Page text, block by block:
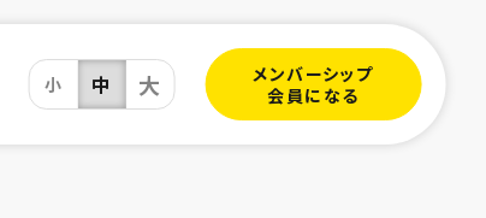
小 中 大
メンバーシップ
会員になる